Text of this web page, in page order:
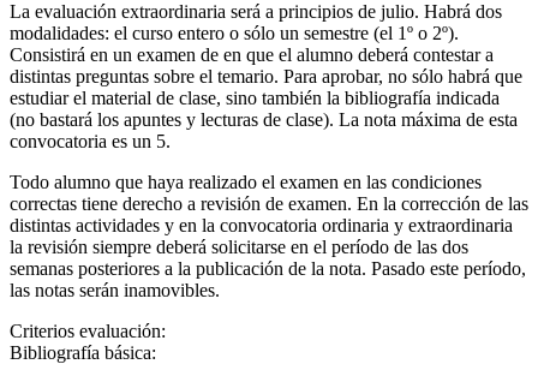
La evaluación extraordinaria será a principios de julio. Habrá dos
modalidades: el curso entero o sólo un semestre (el 1º o 2º).
Consistirá en un examen de en que el alumno deberá contestar a
distintas preguntas sobre el temario. Para aprobar, no sólo habrá que
estudiar el material de clase, sino también la bibliografía indicada
(no bastará los apuntes y lecturas de clase). La nota máxima de esta
convocatoria es un 5.
Todo alumno que haya realizado el examen en las condiciones
correctas tiene derecho a revisión de examen. En la corrección de las
distintas actividades y en la convocatoria ordinaria y extraordinaria
la revisión siempre deberá solicitarse en el período de las dos
semanas posteriores a la publicación de la nota. Pasado este período,
las notas serán inamovibles.
Criterios evaluación:
Bibliografía básica: